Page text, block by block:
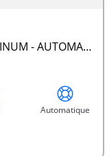
II 3.0D V6 262 4X4 TIPTRONIC 8 PLATINUM - AUTOMATIQUE
Automatique